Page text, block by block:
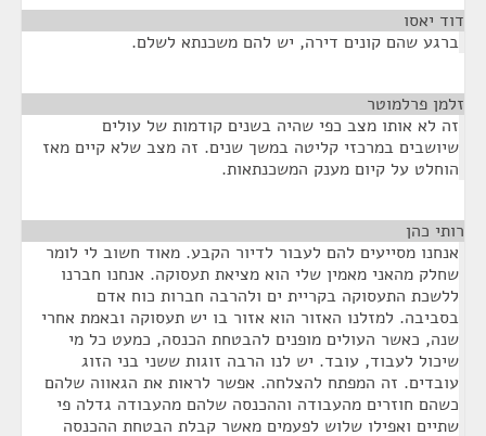
דוד יאסו
ברגע שהם קונים דירה, יש להם משכנתא לשלם.
זלמן פרלמוטר
זה לא אותו מצב כפי שהיה בשנים קודמות של עולים
שיושבים במרכזי קליטה במשך שנים. זה מצב שלא קיים מאז
הוחלט על קיום מענק המשכנתאות.
רותי כהן
אנחנו מסייעים להם לעבור לדיור הקבע. מאוד חשוב לי לומר
שחלק מהאני מאמין שלי הוא מציאת תעסוקה. אנחנו חברנו
ללשכת התעסוקה בקריית ים ולהרבה חברות כוח אדם
בסביבה. למזלנו האזור הוא אזור בו יש תעסוקה ובאמת אחרי
שנה, כאשר העולים מופנים להבטחת הכנסה, כמעט כל מי
שיכול לעבוד, עובד. יש לנו הרבה זוגות ששני בני הזוג
עובדים. זה המפתח להצלחה. אפשר לראות את הגאווה שלהם
כשהם חוזרים מהעבודה וההכנסה שלהם מהעבודה גדלה פי
שתיים ואפילו שלוש לפעמים מאשר קבלת הבטחת ההכנסה